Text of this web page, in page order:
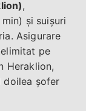
,
și suișuri
Asigurare
pe
Heraklion,
doilea șofer